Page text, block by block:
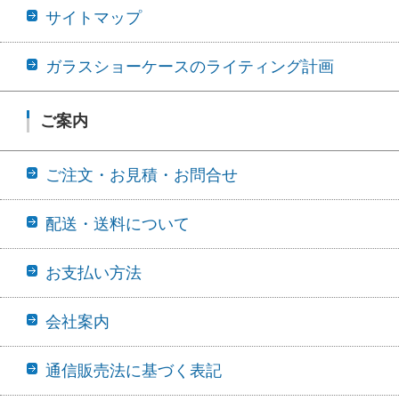
サイトマップ
ガラスショーケースのライティング計画
ご案内
ご注文・お見積・お問合せ
配送・送料について
お支払い方法
会社案内
通信販売法に基づく表記